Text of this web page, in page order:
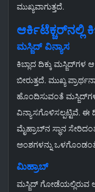
ಮುಖ್ಯವಾಗುತ್ತದೆ.
ಆರ್ಕಿಟೆಕ್ಚರ್‌ನಲ್ಲಿ
ಮಸ್ಜಿದ್ ವಿನ್ಯಾಸ
ಕಿಬ್ಲಾದ ದಿಕ್ಕು ಮಸ್ಜಿದ್‌ಗಳ
ಬೀರುತ್ತದೆ. ಮುಖ್ಯ
ಹೊಂದಿಸುವಂತೆ
ವಿನ್ಯಾಸಗೊಳಿಸಲ್ಪಟ್ಟಿವೆ. ಈ
ಮೈಹ್ರಾಬ್‌ನ ಸ್ಥಾನ
ಅಂಶಗಳನ್ನು
ಮಿಹ್ರಾಬ್
ಮಸ್ಜಿದ್ ಗೋಡೆಯಲ್ಲಿರುವ